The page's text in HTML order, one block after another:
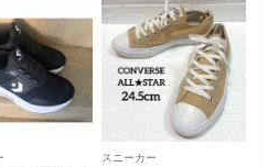
スニーカー